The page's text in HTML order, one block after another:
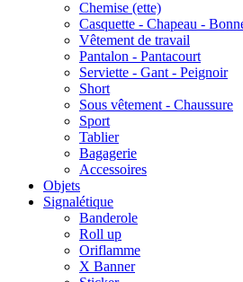
Chemise (ette)
Casquette - Chapeau -
Vêtement de travail
Pantalon - Pantacourt
Serviette - Gant - Peignoir
Short
Sous vêtement - Chaussure
Sport
Tablier
Bagagerie
Accessoires
Objets
Signalétique
Banderole
Roll up
Oriflamme
X Banner